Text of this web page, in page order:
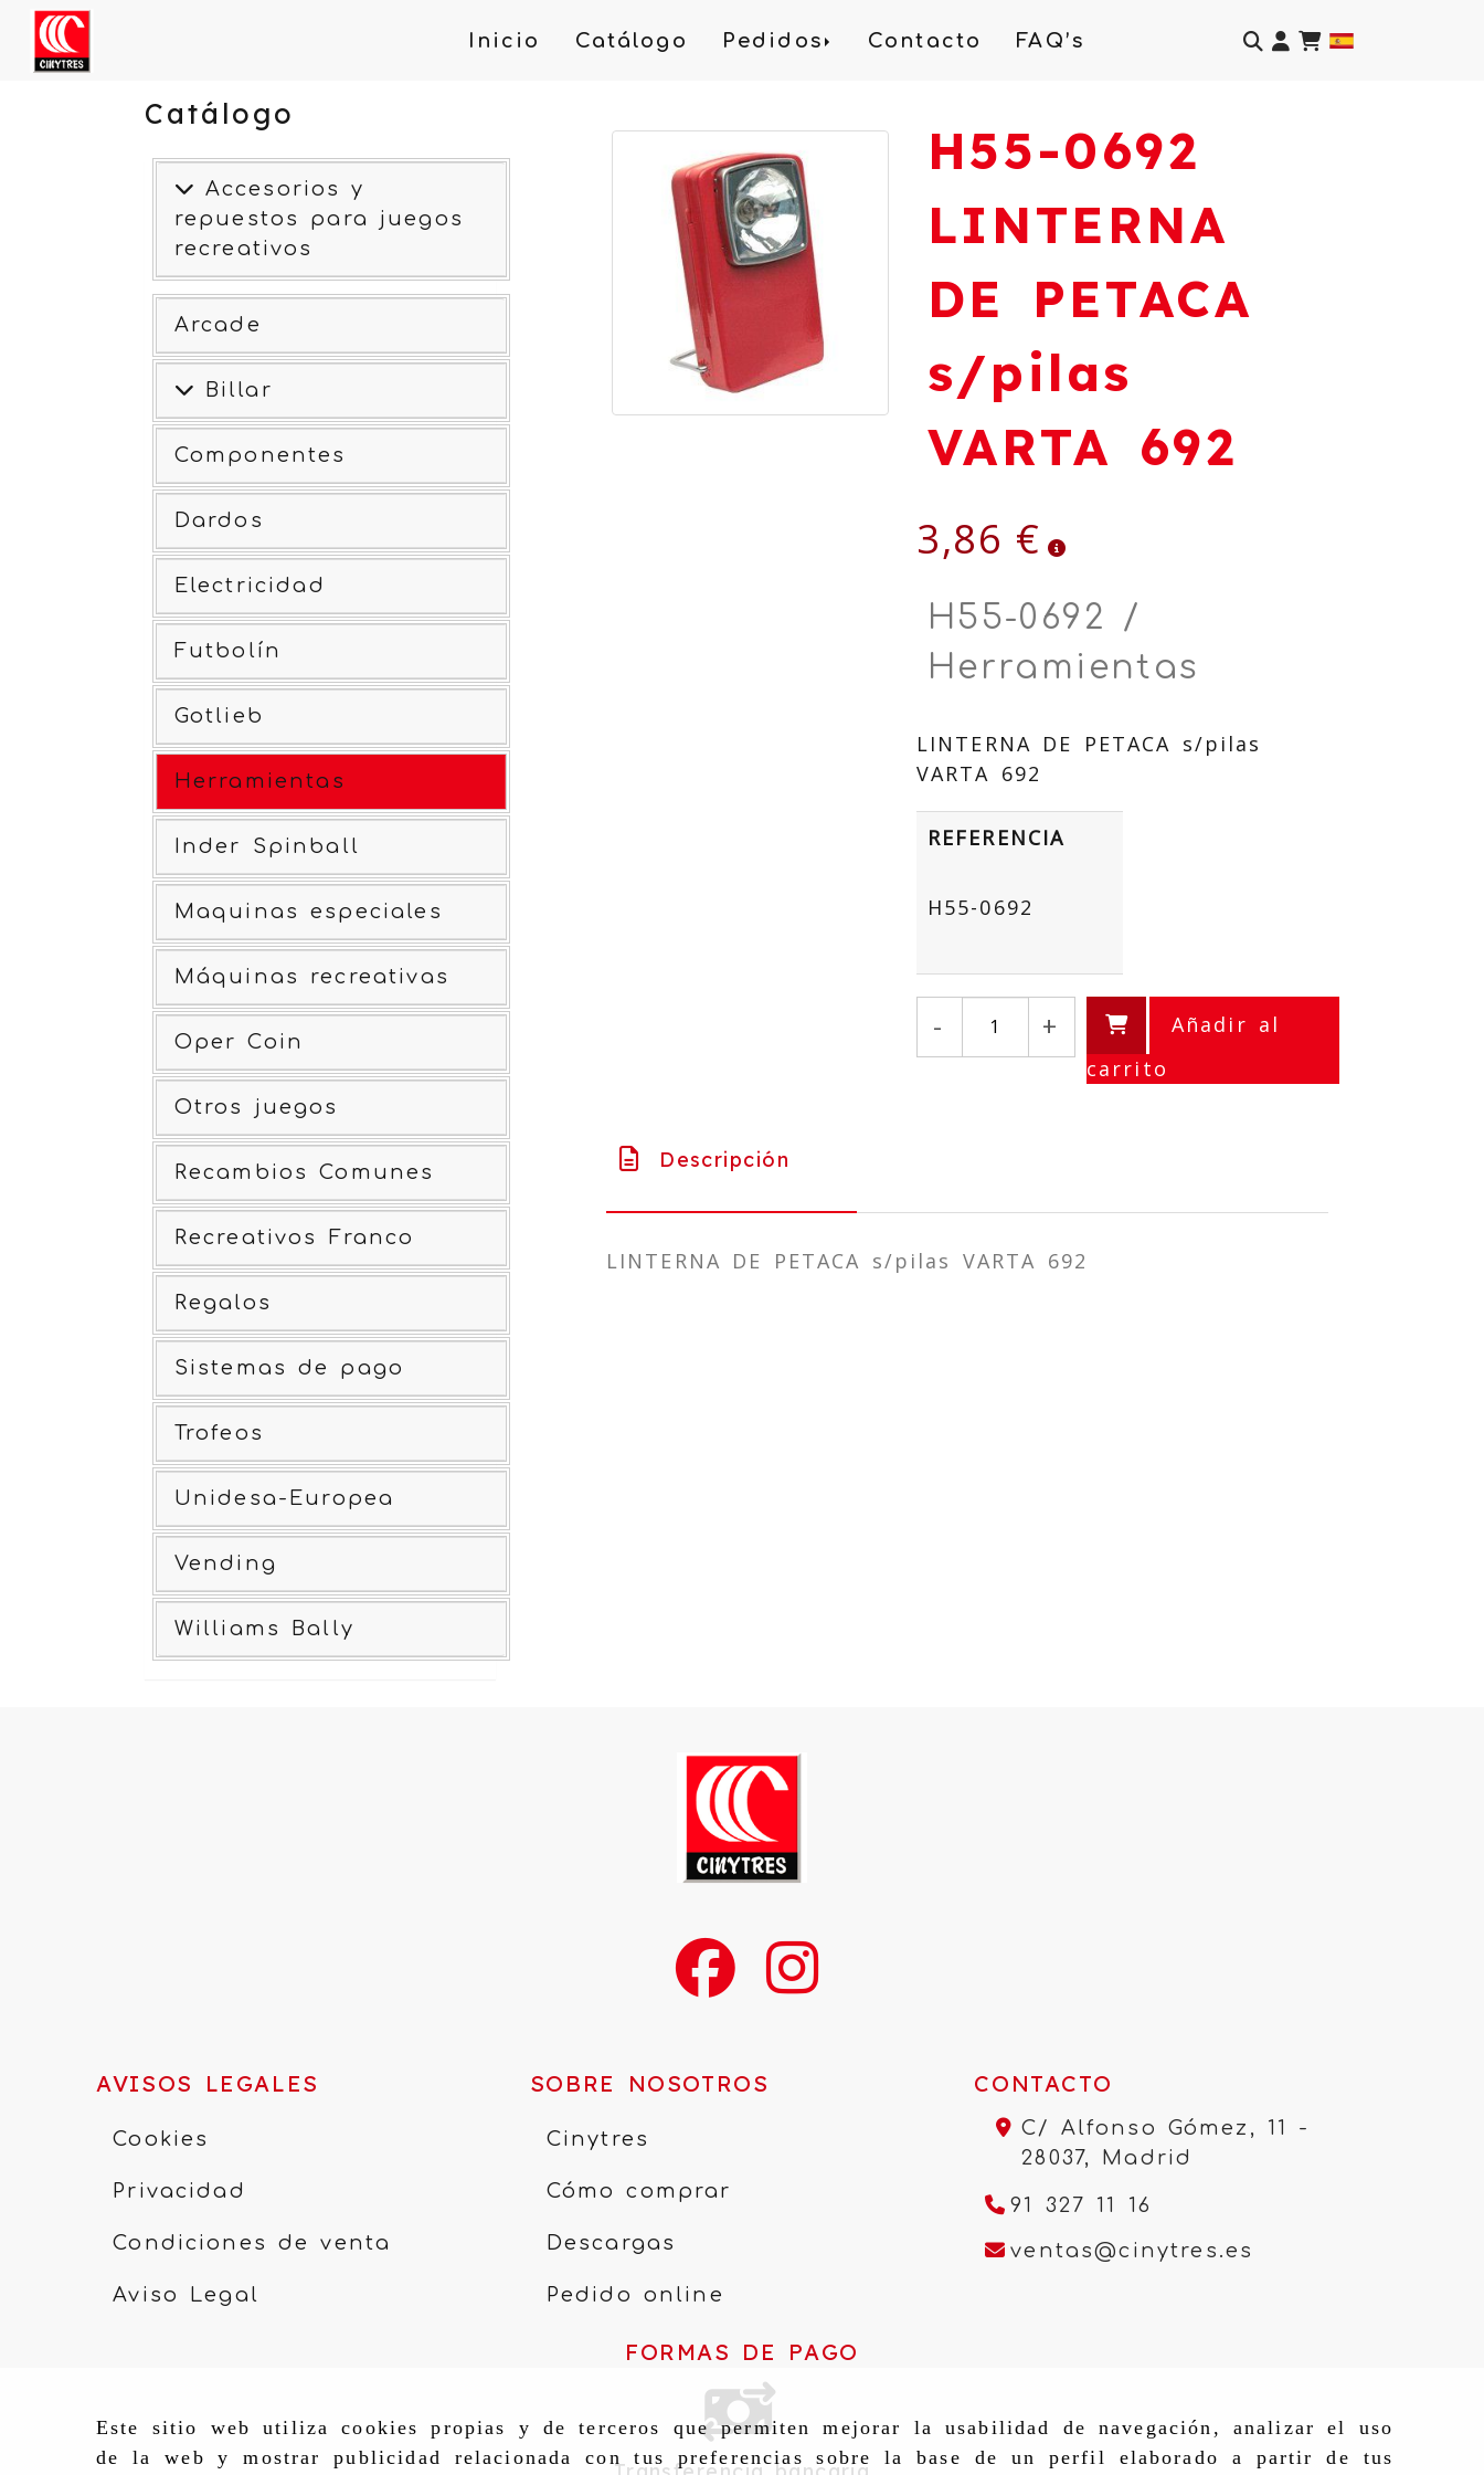
Este sitio web utiliza cookies propias y de terceros que permiten mejorar la usabilidad de navegación, analizar el uso
de la web y mostrar publicidad relacionada con tus preferencias sobre la base de un perfil elaborado a partir de tus
Inicio Catálogo Pedidos Contacto FAQ’s Identifícate
Catálogo
Accesorios y
repuestos para juegos
recreativos
Arcade
Billar
Componentes
Dardos
Electricidad
Futbolín
Gotlieb
Herramientas
Inder Spinball
Maquinas especiales
Máquinas recreativas
Oper Coin
Otros juegos
Recambios Comunes
Recreativos Franco
Regalos
Sistemas de pago
Trofeos
Unidesa-Europea
Vending
Williams Bally
H55-0692
LINTERNA
DE PETACA
s/pilas
VARTA 692
3,86 €
H55-0692 /
Herramientas
LINTERNA DE PETACA s/pilas
VARTA 692
REFERENCIA
H55-0692
- +
Añadir al
carrito
Descripción
LINTERNA DE PETACA s/pilas VARTA 692
AVISOS LEGALES
Cookies
Privacidad
Condiciones de venta
Aviso Legal
SOBRE NOSOTROS
Cinytres
Cómo comprar
Descargas
Pedido online
CONTACTO
C/ Alfonso Gómez, 11 -
28037, Madrid
91 327 11 16
ventas cinytres.es
FORMAS DE PAGO